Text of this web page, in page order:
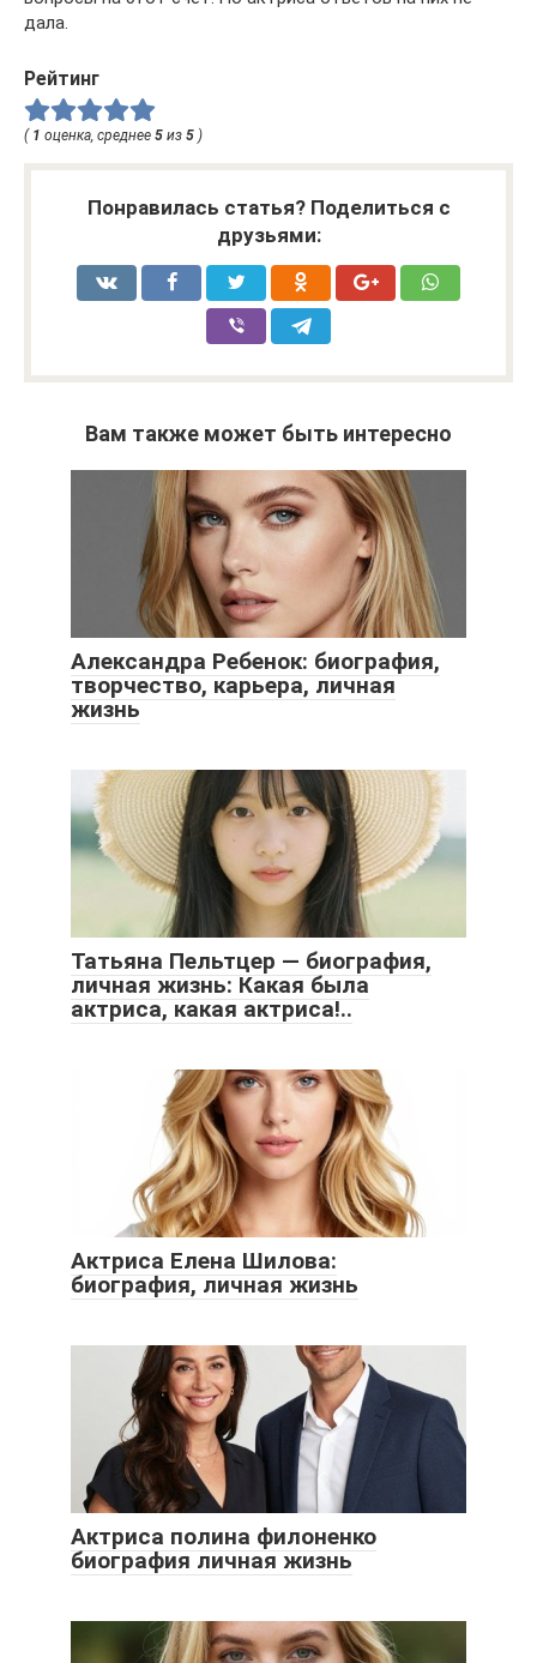
дала.
Рейтинг
( 1 оценка, среднее 5 из 5 )
Понравилась статья? Поделиться с
друзьями:
Вам также может быть интересно
Александра Ребенок: биография,
творчество, карьера, личная
жизнь
Татьяна Пельтцер — биография,
личная жизнь: Какая была
актриса, какая актриса!..
Актриса Елена Шилова:
биография, личная жизнь
Актриса полина филоненко
биография личная жизнь